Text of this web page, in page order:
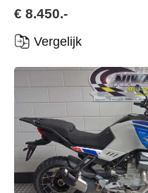
€ 8.450.-
Vergelijk